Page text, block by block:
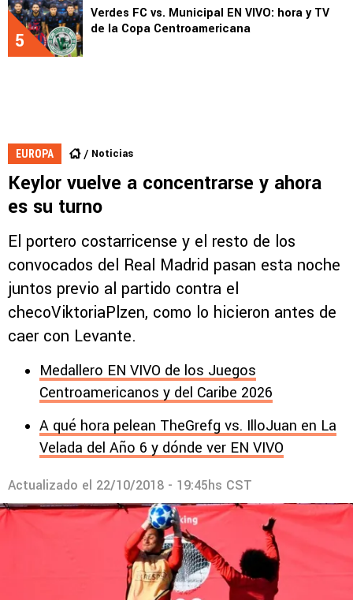
5
Verdes FC vs. Municipal EN VIVO: hora y TV
de la Copa Centroamericana
EUROPA Noticias
Keylor vuelve a concentrarse y ahora
es su turno
El portero costarricense y el resto de los
convocados del Real Madrid pasan esta noche
juntos previo al partido contra el
checoViktoriaPlzen, como lo hicieron antes de
caer con Levante.
Medallero EN VIVO de los Juegos
Centroamericanos y del Caribe 2026
A qué hora pelean TheGrefg vs. IlloJuan en La
Velada del Año 6 y dónde ver EN VIVO
Actualizado el 22/10/2018 - 19:45hs CST